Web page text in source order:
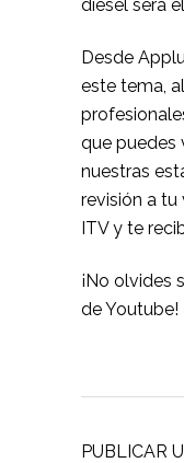
diésel será
Desde
este tema,
que puedes
nuestras
revisión a tu
ITVy te
¡No olvides
de Youtube!
PUBLICAR